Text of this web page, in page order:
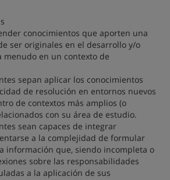
conocimientos que aporten una
ser originales en el desarrollo y/o
menudo en un contexto de
sepan aplicar los conocimientos
de resolución en entornos nuevos
de contextos más amplios (o
con su área de estudio.
sean capaces de integrar
a la complejidad de formular
información que, siendo incompleta o
sobre las responsabilidades
a la aplicación de sus